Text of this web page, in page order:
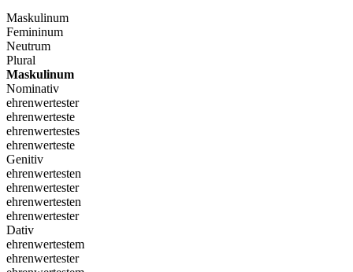
Maskulinum
Femininum
Neutrum
Plural
Maskulinum
Nominativ
ehrenwertester
ehrenwerteste
ehrenwertestes
ehrenwerteste
Genitiv
ehrenwertesten
ehrenwertester
ehrenwertesten
ehrenwertester
Dativ
ehrenwertestem
ehrenwertester